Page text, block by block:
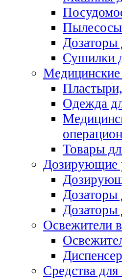
Пылесосы
Дозаторы
Сушилки
Одежда
Товары
Дозирующие
Дозаторы
Дозаторы
Освежители
Средства